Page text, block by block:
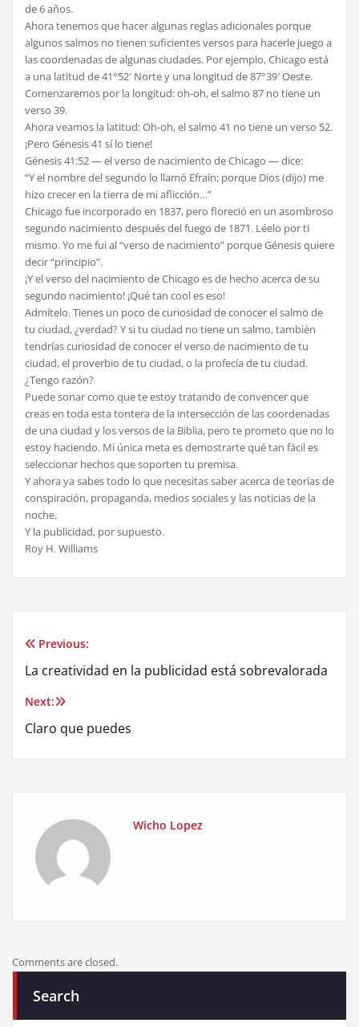
de 6 años.
Ahora tenemos que hacer algunas reglas adicionales porque
algunos salmos no tienen suficientes versos para hacerle juego a
las coordenadas de algunas ciudades. Por ejemplo, Chicago está
a una latitud de 41°52′ Norte y una longitud de 87°39′ Oeste.
Comenzaremos por la longitud: oh-oh, el salmo 87 no tiene un
verso 39.
Ahora veamos la latitud: Oh-oh, el salmo 41 no tiene un verso 52.
¡Pero Génesis 41 sí lo tiene!
Génesis 41:52 — el verso de nacimiento de Chicago — dice:
“Y el nombre del segundo lo llamó Efraín; porque Dios (dijo) me
hizo crecer en la tierra de mi aflicción…”
Chicago fue incorporado en 1837, pero floreció en un asombroso
segundo nacimiento después del fuego de 1871. Léelo por ti
mismo. Yo me fui al “verso de nacimiento” porque Génesis quiere
decir “principio”.
¡Y el verso del nacimiento de Chicago es de hecho acerca de su
segundo nacimiento! ¡Qué tan cool es eso!
Admítelo. Tienes un poco de curiosidad de conocer el salmo de
tu ciudad, ¿verdad? Y si tu ciudad no tiene un salmo, también
tendrías curiosidad de conocer el verso de nacimiento de tu
ciudad, el proverbio de tu ciudad, o la profecía de tu ciudad.
¿Tengo razón?
Puede sonar como que te estoy tratando de convencer que
creas en toda esta tontera de la intersección de las coordenadas
de una ciudad y los versos de la Biblia, pero te prometo que no lo
estoy haciendo. Mi única meta es demostrarte qué tan fácil es
seleccionar hechos que soporten tu premisa.
Y ahora ya sabes todo lo que necesitas saber acerca de teorías de
conspiración, propaganda, medios sociales y las noticias de la
noche.
Y la publicidad, por supuesto.
Roy H. Williams
Post
navigation
Previous:
La creatividad en la publicidad está sobrevalorada
Next:
Claro que puedes
Wicho Lopez
Comments are closed.
Search